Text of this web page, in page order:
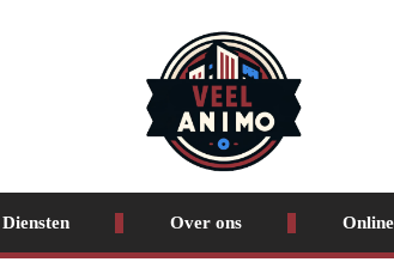
Diensten Over ons